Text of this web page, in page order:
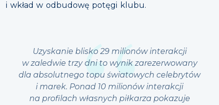
i wkład w odbudowę potęgi klubu.
Uzyskanie blisko 29 milionów interakcji
w zaledwie trzy dni to wynik zarezerwowany
dla absolutnego topu światowych celebrytów
i marek. Ponad 10 milionów interakcji
na profilach własnych piłkarza pokazuje